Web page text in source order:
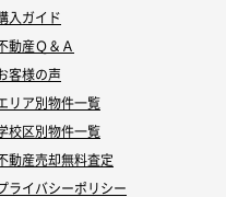
入ガイド
動産Ｑ＆Ａ
客様の声
リア別物件一覧
校区別物件一覧
動産売却無料査定
ライバシーポリシー